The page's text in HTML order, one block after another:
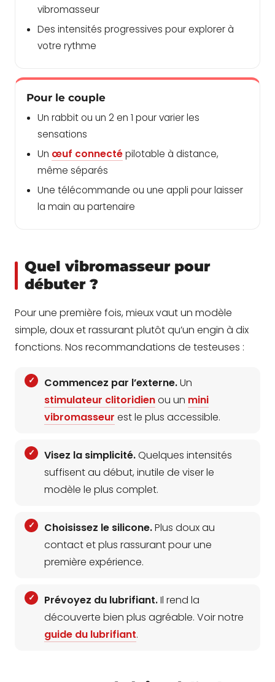
vibromasseur
Des intensités progressives pour explorer à
votre rythme
Pour le couple
Un rabbit ou un 2 en 1 pour varier les
sensations
Un œuf connectépilotable à distance,
même séparés
Une télécommande ou une appli pour laisser
la main au partenaire
Quel vibromasseur pour
débuter ?
Pour une première fois, mieux vaut un modèle
simple, doux et rassurant plutôt qu’un engin à dix
fonctions. Nos recommandations de testeuses :
Commencez par l’externe.Un
stimulateur clitoridienou un mini
vibromasseur est le plus accessible.
Visez la simplicité.Quelques intensités
suffisent au début, inutile de viser le
modèle le plus complet.
Choisissez le silicone.Plus doux au
contact et plus rassurant pour une
première expérience.
Prévoyez du lubrifiant.Il rend la
découverte bien plus agréable. Voir notre
guide du lubrifiant.